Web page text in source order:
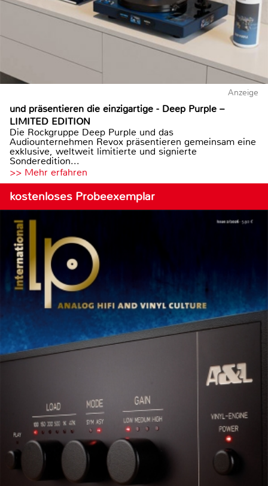
Anzeige
und präsentieren die einzigartige - Deep Purple –
LIMITED EDITION
Die Rockgruppe Deep Purple und das
Audiounternehmen Revox präsentieren gemeinsam eine
exklusive, weltweit limitierte und signierte
Sonderedition...
>> Mehr erfahren
kostenloses Probeexemplar